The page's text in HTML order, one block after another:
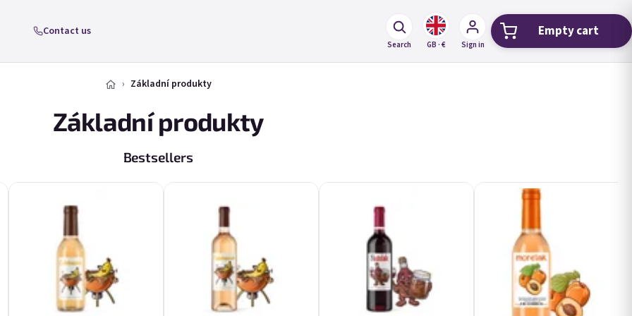
Contact us
Search GB · € Sign in Shopping
Empty cart
Základní produkty
Základní produkty
Bestsellers